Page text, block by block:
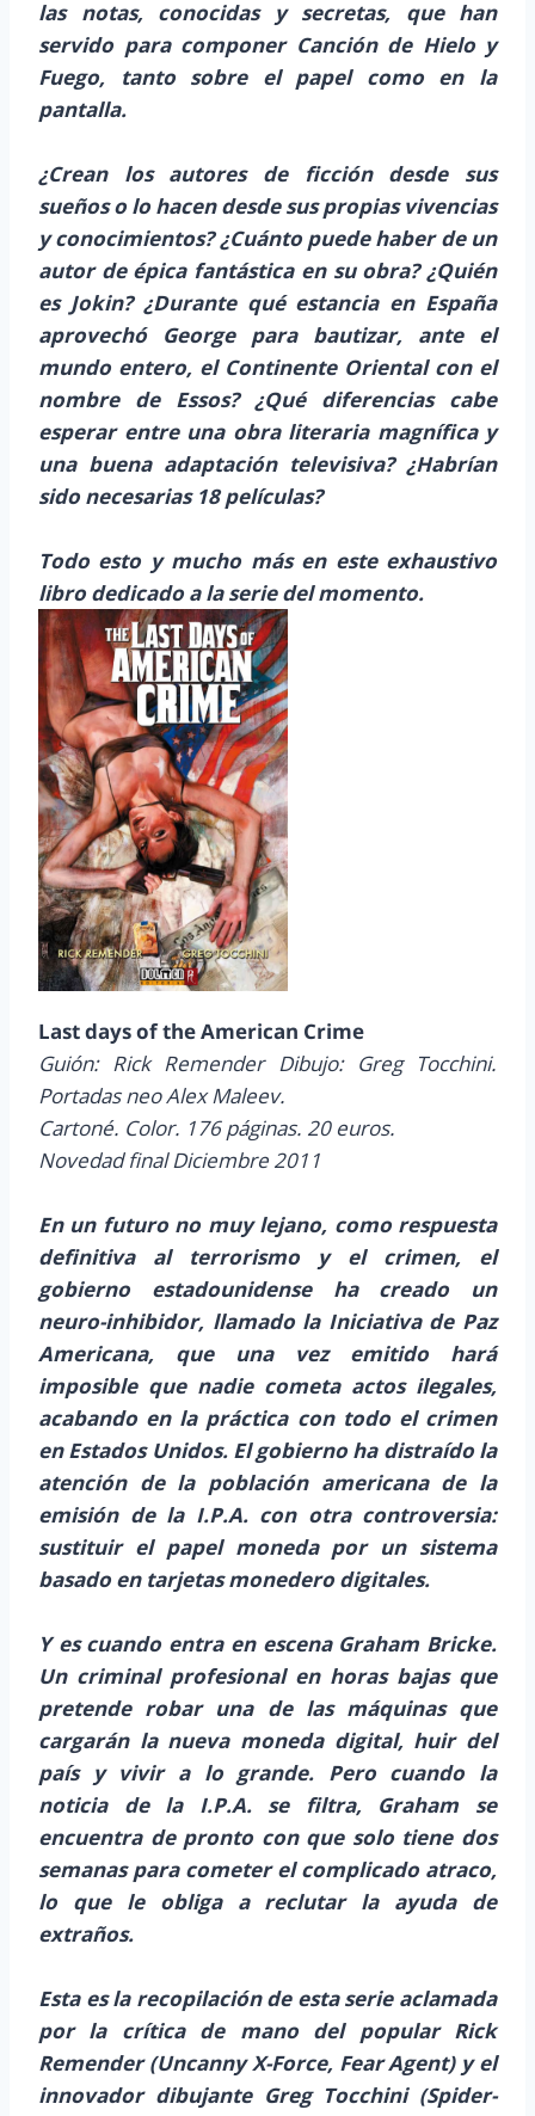
las notas, conocidas y secretas, que han
servido para componer Canción de Hielo y
Fuego, tanto sobre el papel como en la
pantalla.
¿Crean los autores de ficción desde sus
sueños o lo hacen desde sus propias vivencias
y conocimientos? ¿Cuánto puede haber de un
autor de épica fantástica en su obra? ¿Quién
es Jokin? ¿Durante qué estancia en España
aprovechó George para bautizar, ante el
mundo entero, el Continente Oriental con el
nombre de Essos? ¿Qué diferencias cabe
esperar entre una obra literaria magnífica y
una buena adaptación televisiva? ¿Habrían
sido necesarias 18 películas?
Todo esto y mucho más en este exhaustivo
libro dedicado a la serie del momento.
Last days of the American Crime
Guión: Rick Remender Dibujo: Greg Tocchini.
Portadas neo Alex Maleev.
Cartoné. Color. 176 páginas. 20 euros.
Novedad final Diciembre 2011
En un futuro no muy lejano, como respuesta
definitiva al terrorismo y el crimen, el
gobierno estadounidense ha creado un
neuro-inhibidor, llamado la Iniciativa de Paz
Americana, que una vez emitido hará
imposible que nadie cometa actos ilegales,
acabando en la práctica con todo el crimen
en Estados Unidos. El gobierno ha distraído la
atención de la población americana de la
emisión de la I.P.A. con otra controversia:
sustituir el papel moneda por un sistema
basado en tarjetas monedero digitales.
Y es cuando entra en escena Graham Bricke.
Un criminal profesional en horas bajas que
pretende robar una de las máquinas que
cargarán la nueva moneda digital, huir del
país y vivir a lo grande. Pero cuando la
noticia de la I.P.A. se filtra, Graham se
encuentra de pronto con que solo tiene dos
semanas para cometer el complicado atraco,
lo que le obliga a reclutar la ayuda de
extraños.
Esta es la recopilación de esta serie aclamada
por la crítica de mano del popular Rick
Remender (Uncanny X-Force, Fear Agent) y el
innovador dibujante Greg Tocchini (Spider-